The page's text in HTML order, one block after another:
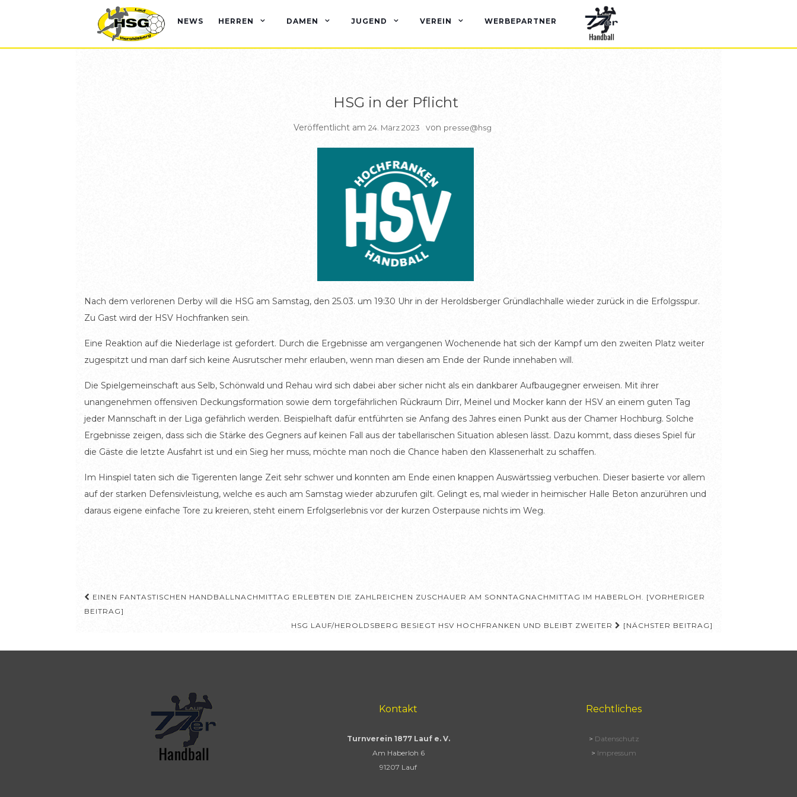
NEWS HERREN DAMEN JUGEND VEREIN WERBEPARTNER
HSG in der Pflicht
Veröffentlicht am 24. März 2023 von presse@hsg
Nach dem verlorenen Derby will die HSG am Samstag, den 25.03. um 19:30 Uhr in der Heroldsberger Gründlachhalle wieder zurück in die Erfolgsspur.
Zu Gast wird der HSV Hochfranken sein.
Eine Reaktion auf die Niederlage ist gefordert. Durch die Ergebnisse am vergangenen Wochenende hat sich der Kampf um den zweiten Platz weiter
zugespitzt und man darf sich keine Ausrutscher mehr erlauben, wenn man diesen am Ende der Runde innehaben will.
Die Spielgemeinschaft aus Selb, Schönwald und Rehau wird sich dabei aber sicher nicht als ein dankbarer Aufbaugegner erweisen. Mit ihrer
unangenehmen offensiven Deckungsformation sowie dem torgefährlichen Rückraum Dirr, Meinel und Mocker kann der HSV an einem guten Tag
jeder Mannschaft in der Liga gefährlich werden. Beispielhaft dafür entführten sie Anfang des Jahres einen Punkt aus der Chamer Hochburg. Solche
Ergebnisse zeigen, dass sich die Stärke des Gegners auf keinen Fall aus der tabellarischen Situation ablesen lässt. Dazu kommt, dass dieses Spiel für
die Gäste die letzte Ausfahrt ist und ein Sieg her muss, möchte man noch die Chance haben den Klassenerhalt zu schaffen.
Im Hinspiel taten sich die Tigerenten lange Zeit sehr schwer und konnten am Ende einen knappen Auswärtssieg verbuchen. Dieser basierte vor allem
auf der starken Defensivleistung, welche es auch am Samstag wieder abzurufen gilt. Gelingt es, mal wieder in heimischer Halle Beton anzurühren und
daraus eigene einfache Tore zu kreieren, steht einem Erfolgserlebnis vor der kurzen Osterpause nichts im Weg.
Beitragsnavigation
EINEN FANTASTISCHEN HANDBALLNACHMITTAG ERLEBTEN DIE ZAHLREICHEN ZUSCHAUER AM SONNTAGNACHMITTAG IM HABERLOH. [VORHERIGER
BEITRAG]
HSG LAUF/HEROLDSBERG BESIEGT HSV HOCHFRANKEN UND BLEIBT ZWEITER
[NÄCHSTER BEITRAG]
Kontakt
Turnverein 1877 Lauf e. V.
Am Haberloh 6
91207 Lauf
Rechtliches
> Datenschutz
> Impressum